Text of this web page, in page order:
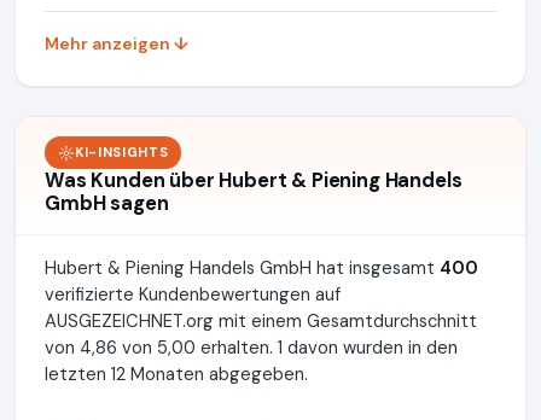
Mehr anzeigen ↓
KI-INSIGHTS
Was Kunden über Hubert & Piening Handels
GmbH sagen
Hubert & Piening Handels GmbH hat insgesamt 400
verifizierte Kundenbewertungen auf
AUSGEZEICHNET.org mit einem Gesamtdurchschnitt
von 4,86 von 5,00 erhalten. 1 davon wurden in den
letzten 12 Monaten abgegeben.